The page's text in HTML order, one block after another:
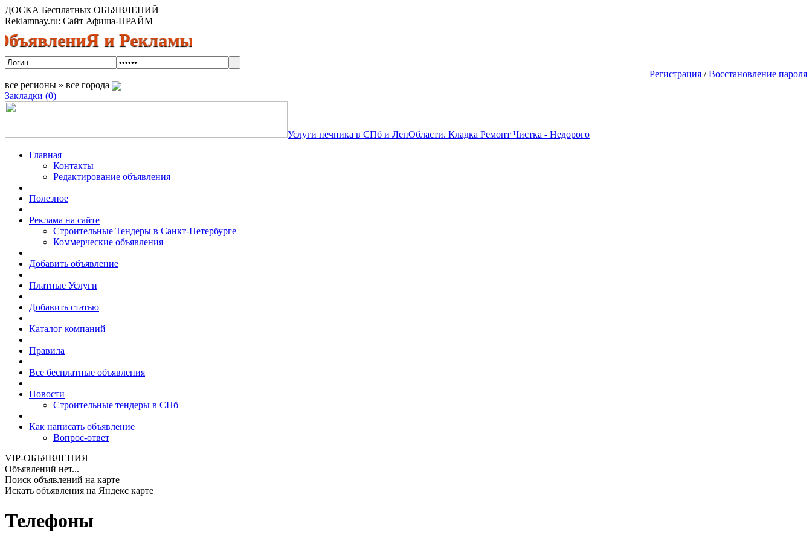
ДОСКА Бесплатных ОБЪЯВЛЕНИЙ
Reklamnay.ru: Сайт Афиша-ПРАЙМ
и Рекламы! Спешите разместить объявление бесплатно! Ты будешь первым! Акции
Регистрация / Восстановление пароля
все регионы » все города
Закладки (0)
Услуги печника в СПб и ЛенОбласти. Кладка Ремонт Чистка - Недорого
Главная
Контакты
Редактирование объявления
Полезное
Реклама на сайте
Строительные Тендеры в Санкт-Петербурге
Коммерческие объявления
Добавить объявление
Платные Услуги
Добавить статью
Каталог компаний
Правила
Все бесплатные объявления
Новости
Строительные тендеры в СПб
Как написать объявление
Вопрос-ответ
VIP-ОБЪЯВЛЕНИЯ
Объявлений нет...
Поиск объявлений на карте
Искать объявления на Яндекс карте
Телефоны